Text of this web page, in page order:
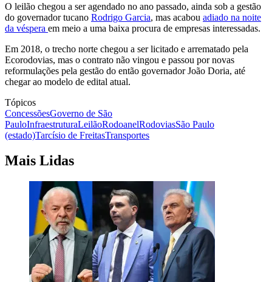
O leilão chegou a ser agendado no ano passado, ainda sob a gestão
do governador tucano Rodrigo Garcia, mas acabou adiado na noite
da véspera em meio a uma baixa procura de empresas interessadas.
Em 2018, o trecho norte chegou a ser licitado e arrematado pela
Ecorodovias, mas o contrato não vingou e passou por novas
reformulações pela gestão do então governador João Doria, até
chegar ao modelo de edital atual.
Tópicos
ConcessõesGoverno de São
PauloInfraestruturaLeilãoRodoanelRodoviasSão Paulo
(estado)Tarcísio de FreitasTransportes
Mais Lidas